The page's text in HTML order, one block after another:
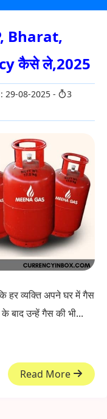
Bharat,
कैसे ले,2025
29-08-2025
3
हर व्यक्ति अपने घर में गैस
बाद उन्हें गैस की भी...
Read More